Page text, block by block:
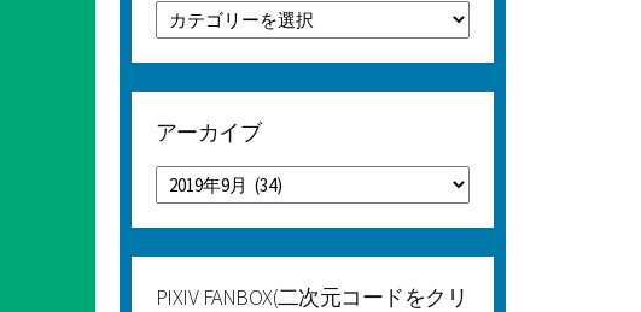
カ
テ
ゴ
リ
アーカイブ
ア
ー
カ
イ
PIXIV FANBOX(二次元コードをクリ